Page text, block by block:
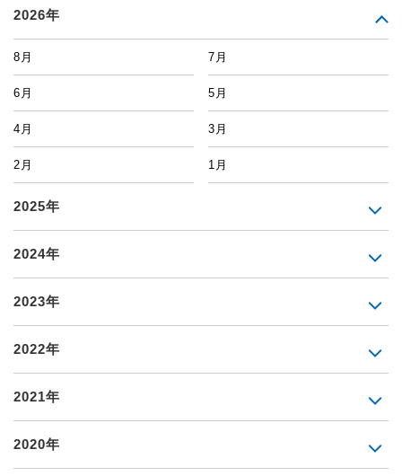
2026年
8月 7月
6月 5月
4月 3月
2月 1月
2025年
2024年
2023年
2022年
2021年
2020年